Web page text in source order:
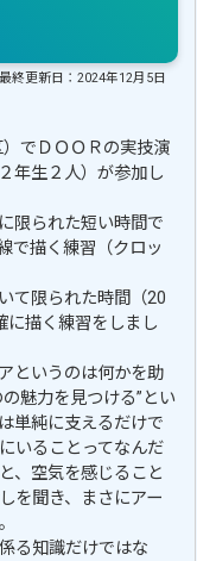
最終更新日：2024年12月5日
でＤＯＯＲの実技演
年生２人）が参加し
限られた短い時間で
で描く練習（クロッ
て限られた時間（20
に描く練習をしまし
というのは何かを助
魅力を見つける”とい
単純に支えるだけで
いることってなんだ
、空気を感じること
を聞き、まさにアー
る知識だけではな